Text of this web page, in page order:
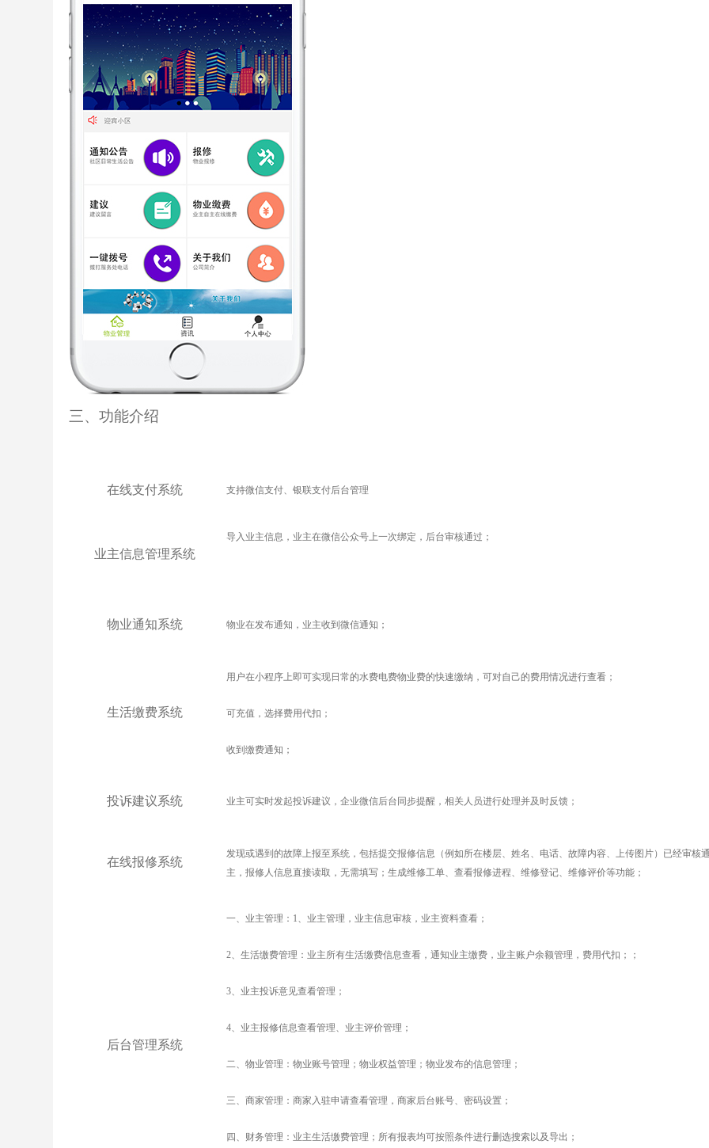
三、功能介绍
在线支付系统 支持微信支付、银联支付后台管理
业主信息管理系统
导入业主信息，业主在微信公众号上一次绑定，后台审核通过；
物业通知系统 物业在发布通知，业主收到微信通知；
生活缴费系统
用户在小程序上即可实现日常的水费电费物业费的快速缴纳，可对自己的费用情况进行查看；
可充值，选择费用代扣；
收到缴费通知；
投诉建议系统 业主可实时发起投诉建议，企业微信后台同步提醒，相关人员进行处理并及时反馈；
在线报修系统
发现或遇到的故障上报至系统，包括提交报修信息（例如所在楼层、姓名、电话、故障内容、上传图片）已经审核
主，报修人信息直接读取，无需填写；生成维修工单、查看报修进程、维修登记、维修评价等功能；
后台管理系统
一、业主管理：1、业主管理，业主信息审核，业主资料查看；
2、生活缴费管理：业主所有生活缴费信息查看，通知业主缴费，业主账户余额管理，费用代扣；；
3、业主投诉意见查看管理；
4、业主报修信息查看管理、业主评价管理；
二、物业管理：物业账号管理；物业权益管理；物业发布的信息管理；
三、商家管理：商家入驻申请查看管理，商家后台账号、密码设置；
四、财务管理：业主生活缴费管理；所有报表均可按照条件进行删选搜索以及导出；